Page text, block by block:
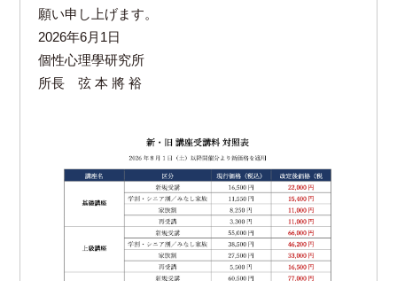
願い申し上げます。
2026年6月1日
個性心理學研究所
所長 弦 本 將 裕